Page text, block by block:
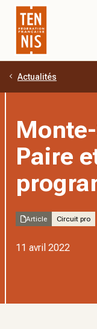
Aller au contenu
Actualités
Paire
Article Circuit pro
11 avril 2022